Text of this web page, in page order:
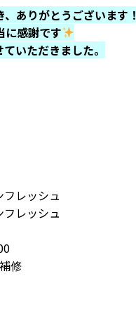
ありがとうございます！
に感謝です
いただきました。
レッシュ
レッシュ
修